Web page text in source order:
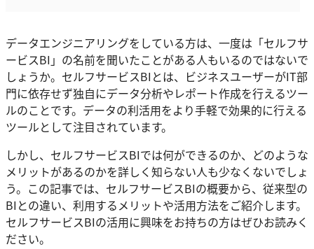
データエンジニアリングをしている方は、一度は「セルフサ
ービスBI」の名前を聞いたことがある人もいるのではないで
しょうか。セルフサービスBIとは、ビジネスユーザーがIT部
門に依存せず独自にデータ分析やレポート作成を行えるツー
ルのことです。データの利活用をより手軽で効果的に行える
ツールとして注目されています。
しかし、セルフサービスBIでは何ができるのか、どのような
メリットがあるのかを詳しく知らない人も少なくないでしょ
う。この記事では、セルフサービスBIの概要から、従来型の
BIとの違い、利用するメリットや活用方法をご紹介します。
セルフサービスBIの活用に興味をお持ちの方はぜひお読みく
ださい。